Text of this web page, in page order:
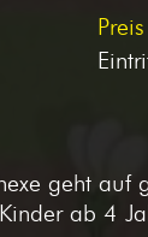
geht auf
ab 4